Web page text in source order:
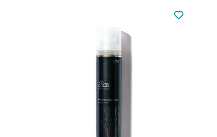
zu den
zu Ihren